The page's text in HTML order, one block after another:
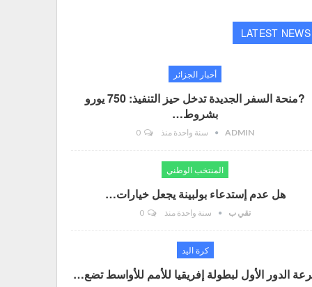
LATEST NEWS
أخبار الجزائر
?منحة السفر الجديدة تدخل حيز التنفيذ: 750 يورو
بشروط…
ADMIN سنة واحدة منذ
المنتخب الوطني
هل عدم إستدعاء بولبينة يجعل خيارات…
تقي ب سنة واحدة منذ
كرة اليد
الدور الأول لبطولة إفريقيا للأمم للأواسط تضع…